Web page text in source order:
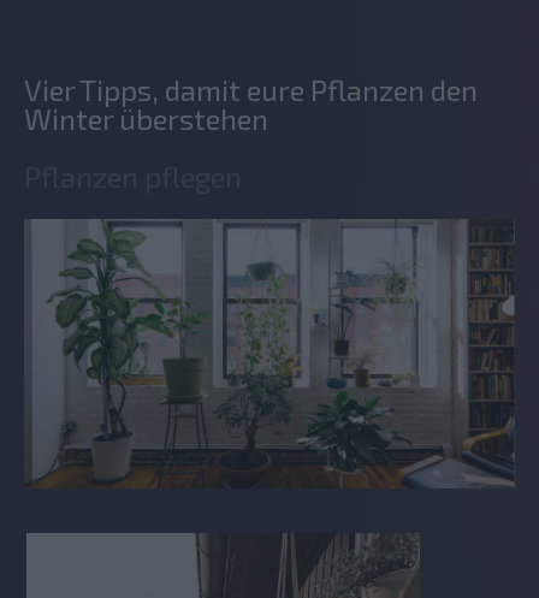
Vier Tipps, damit eure Pflanzen den
Winter überstehen